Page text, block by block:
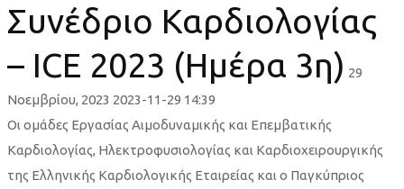
Συνέδριο Καρδιολογίας
– ICE 2023 (Ημέρα 3η) 29
Νοεμβρίου, 2023 2023-11-29 14:39
2o
Διεθνές
Οι ομάδες Εργασίας Αιμοδυναμικής και Επεμβατικής
Καρδιολογίας, Ηλεκτροφυσιολογίας και Καρδιοχειρουργικής
της Ελληνικής Καρδιολογικής Εταιρείας και ο Παγκύπριος